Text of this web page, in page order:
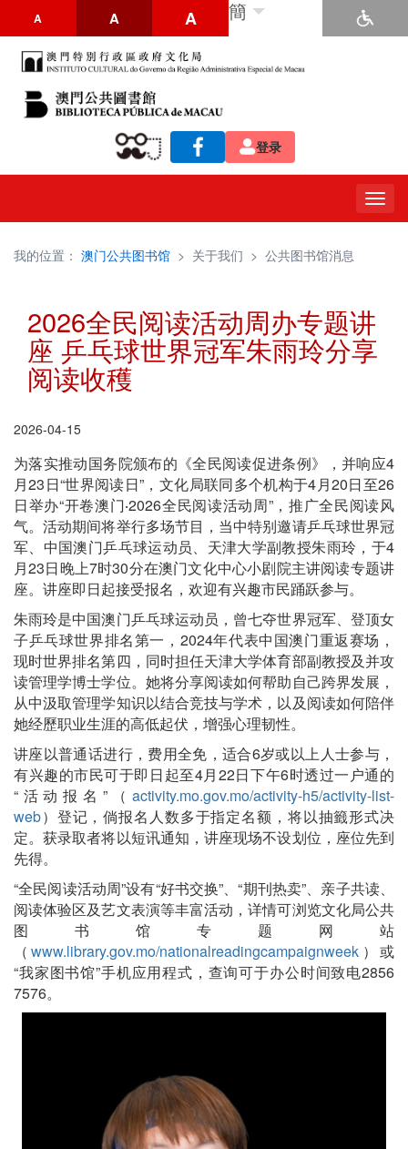
A A A 簡
登录
我的位置： 澳门公共图书馆 > 关于我们 > 公共图书馆消息
2026全民阅读活动周办专题讲
座 乒乓球世界冠军朱雨玲分享
阅读收穫
2026-04-15
为落实推动国务院颁布的《全民阅读促进条例》，并响应4
月23日“世界阅读日”，文化局联同多个机构于4月20日至26
日举办“开卷澳门‧2026全民阅读活动周”，推广全民阅读风
气。活动期间将举行多场节目，当中特别邀请乒乓球世界冠
军、中国澳门乒乓球运动员、天津大学副教授朱雨玲，于4
月23日晚上7时30分在澳门文化中心小剧院主讲阅读专题讲
座。讲座即日起接受报名，欢迎有兴趣市民踊跃参与。
朱雨玲是中国澳门乒乓球运动员，曾七夺世界冠军、登顶女
子乒乓球世界排名第一，2024年代表中国澳门重返赛场，
现时世界排名第四，同时担任天津大学体育部副教授及并攻
读管理学博士学位。她将分享阅读如何帮助自己跨界发展，
从中汲取管理学知识以结合竞技与学术，以及阅读如何陪伴
她经歷职业生涯的高低起伏，增强心理韧性。
讲座以普通话进行，费用全免，适合6岁或以上人士参与，
有兴趣的市民可于即日起至4月22日下午6时透过一户通的
“活动报名”（ activity.mo.gov.mo/activity-h5/activity-list-
web）登记，倘报名人数多于指定名额，将以抽籤形式决
定。获录取者将以短讯通知，讲座现场不设划位，座位先到
先得。
“全民阅读活动周”设有“好书交换”、“期刊热卖”、亲子共读、
阅读体验区及艺文表演等丰富活动，详情可浏览文化局公共
图书馆专题网站
（www.library.gov.mo/nationalreadingcampaignweek ）或
“我家图书馆”手机应用程式，查询可于办公时间致电2856
7576。